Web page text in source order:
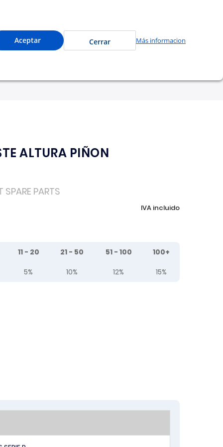
Aceptar Cerrar Más informacion
Cuenta Mi Carrito
ALTURA PIÑON
SPARE PARTS
IVA incluido
11 - 20 21 - 50 51 - 100
100+
5% 10% 12% 15%